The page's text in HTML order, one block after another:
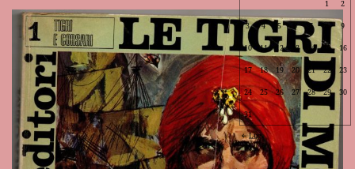
1 2
3 4 5 6 7 8 9
10 11 12 13 14 15 16
17 18 19 20 21 22 23
24 25 26 27 28 29 30
31
Lug